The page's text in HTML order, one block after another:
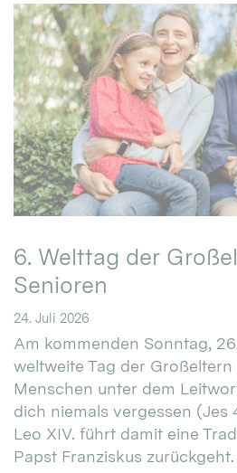
6. Welttag der
Senioren
24. Juli 2026
Am kommenden Sonntag,
weltweite Tag der Großeltern
Menschen unter dem
dich niemals vergessen (Jes
Leo XIV. führt damit eine
Papst Franziskus zurückgeht.